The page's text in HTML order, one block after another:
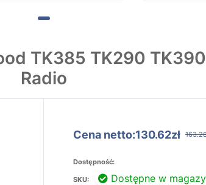
TK385 TK290
Radio
Cena netto:130.62zł
Dostępność:
Dostępne w
SKU: